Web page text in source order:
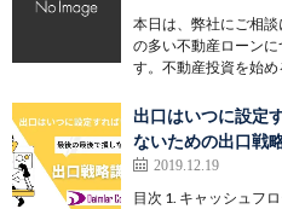
本日は、弊社にご相
の多い不動産ローン
す。不動産投資を始
出口はいつに設定
ないための出口戦
2019.12.19
目次 1. キャッシュフ